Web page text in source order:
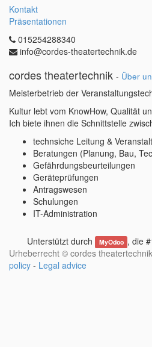
Kontakt
Präsentationen
015254288340
info@cordes-theatertechnik.de
cordes theatertechnik - Über
Meisterbetrieb der
Kultur lebt vom KnowHow, Qualität
Ich biete ihnen die Schnittstelle
technsiche Leitung &
Beratungen (Planung, Bau,
Gefährdungsbeurteilungen
Geräteprüfungen
Antragswesen
Schulungen
IT-Administration
Unterstützt durch MyOdoo , die
Urheberrecht © cordes theatertechnik
policy - Legal advice